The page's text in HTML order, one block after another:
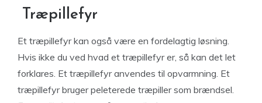
Træpillefyr
Et træpillefyr kan også være en fordelagtig løsning.
Hvis ikke du ved hvad et træpillefyr er, så kan det let
forklares. Et træpillefyr anvendes til opvarmning. Et
træpillefyr bruger peleterede træpiller som brændsel.